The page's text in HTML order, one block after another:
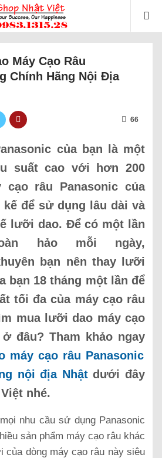
Máy Cạo Râu
Chính Hãng Nội Địa
66
của bạn là một
suất cao với hơn 200
cạo râu Panasonic của
để sử dụng lâu dài và
lưỡi dao. Để có một lần
hảo mỗi ngày,
bạn nên thay lưỡi
bạn 18 tháng một lần để
tối đa của máy cạo râu
mua lưỡi dao máy cạo
đâu? Tham khảo ngay
máy cạo râu Panasonic
nội địa Nhậtdưới đây
nhé.
nhu cầu sử dụng Panasonic
sản phẩm máy cạo râu khác
của dòng máy cạo râu này siêu